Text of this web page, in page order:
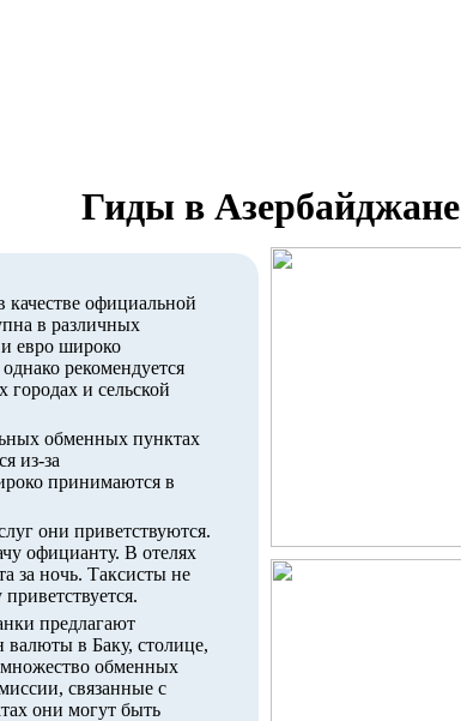
Гиды в Азербайджане
официальной
в различных
евро широко
рекомендуется
и сельской
обменных пунктах
из-за
принимаются в
они приветствуются.
официанту. В отелях
за ночь. Таксисты не
предлагают
в Баку, столице,
множество обменных
связанные с
они могут быть